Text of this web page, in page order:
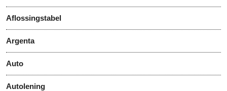
Aflossingstabel
Argenta
Auto
Autolening